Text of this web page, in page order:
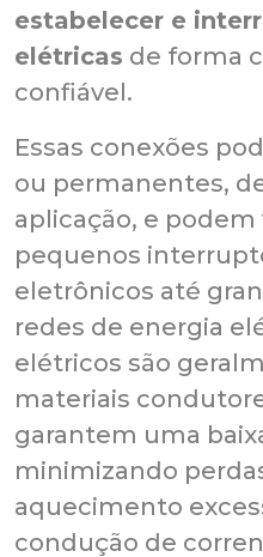
estabelecer e
elétricas de forma
confiável.
Essas conexões
ou permanentes,
aplicação, e podem
pequenos
eletrônicos até
redes de energia
elétricos são
materiais
garantem uma
minimizando
aquecimento
condução de